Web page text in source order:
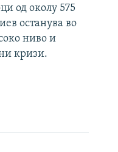
од околу 575
останува во
ниво и
кризи.